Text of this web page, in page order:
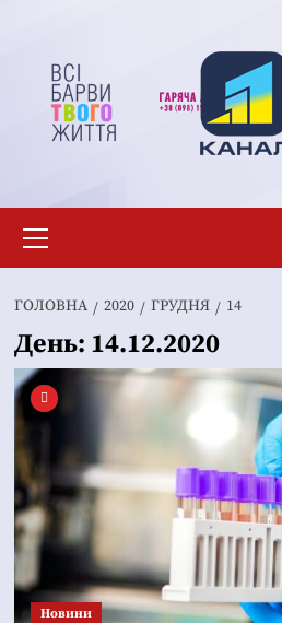
вмісту
меню
ГОЛОВНА 2020 ГРУДНЯ 14
День: 14.12.2020
Новини